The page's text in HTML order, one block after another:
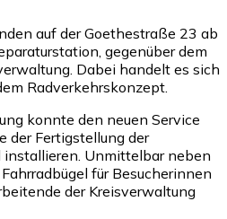
auf der Goethestraße 23 ab
gegenüber dem
Dabei handelt es sich
Radverkehrskonzept.
konnte den neuen Service
der Fertigstellung der
Unmittelbar neben
für Besucherinnen
der Kreisverwaltung